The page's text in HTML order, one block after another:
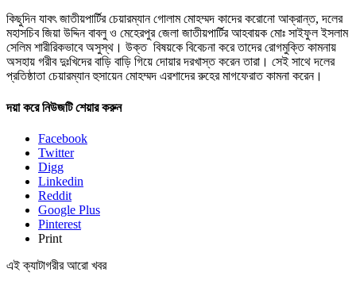
কিছুদিন যাবৎ জাতীয়পার্টির চেয়ারম্যান গোলাম মোহম্মদ কাদের করোনো আক্রান্ত, দলের
মহাসচিব জিয়া উদ্দিন বাবলু ও মেহেরপুর জেলা জাতীয়পার্টির আহবায়ক মোঃ সাইফুল ইসলাম
সেলিম শারীরিকভাবে অসুস্থ। উক্ত বিষয়কে বিবেচনা করে তাদের রোগমুক্তি কামনায়
অসহায় গরীব দুঃখিদের বাড়ি বাড়ি গিয়ে দোয়ার দরখাস্ত করেন তারা। সেই সাথে দলের
প্রতিষ্ঠাতা চেয়ারম্যান হুসায়েন মোহম্মদ এরশাদের রুহের মাগফেরাত কামনা করেন।
দয়া করে নিউজটি শেয়ার করুন
Facebook
Twitter
Digg
Linkedin
Reddit
Google Plus
Pinterest
Print
এই ক্যাটাগরীর আরো খবর